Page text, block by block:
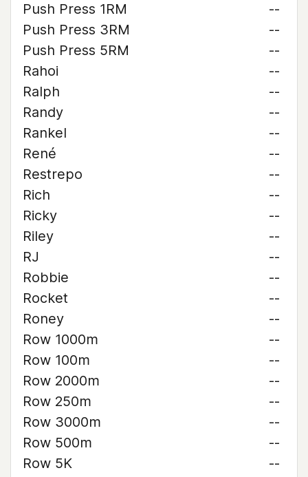
Push Press 1RM
--
Push Press 3RM
--
Push Press 5RM
--
Rahoi
--
Ralph
--
Randy
--
Rankel
--
René
--
Restrepo
--
Rich
--
Ricky
--
Riley
--
RJ
--
Robbie
--
Rocket
--
Roney
--
Row 1000m
--
Row 100m
--
Row 2000m
--
Row 250m
--
Row 3000m
--
Row 500m
--
Row 5K
--